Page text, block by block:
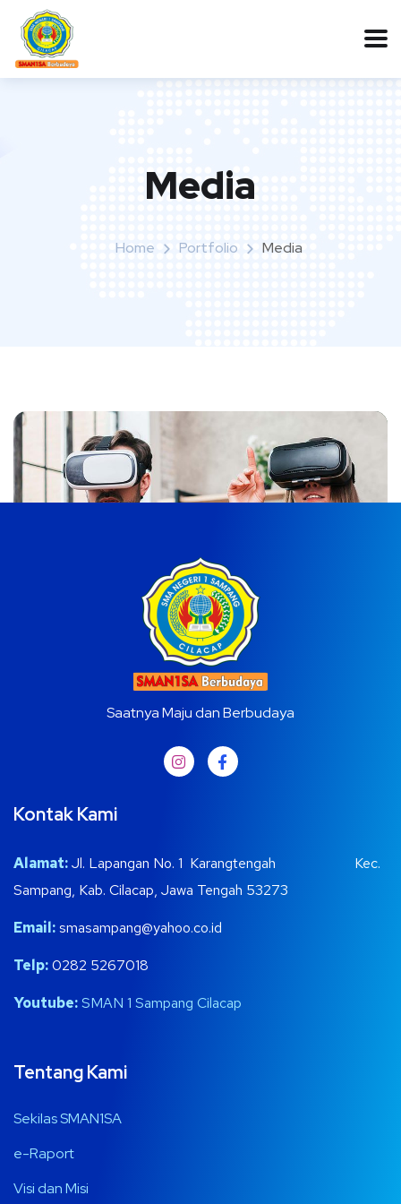
Media
Home Portfolio Media
Saatnya Maju dan Berbudaya
Kontak Kami
Alamat:Jl. Lapangan No. 1 Karangtengah Kec.
Sampang, Kab. Cilacap, Jawa Tengah 53273
Email:smasampang@yahoo.co.id
Telp:0282 5267018
Youtube:SMAN 1 Sampang Cilacap
Tentang Kami
Sekilas SMAN1SA
e-Raport
Visi dan Misi